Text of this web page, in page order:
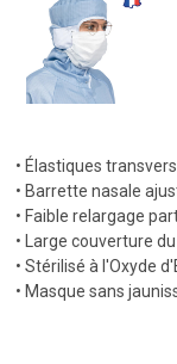
• Élastiques
• Barrette nasale
• Faible relargage
• Large couverture
• Stérilisé à l'Oxyde
• Masque sans